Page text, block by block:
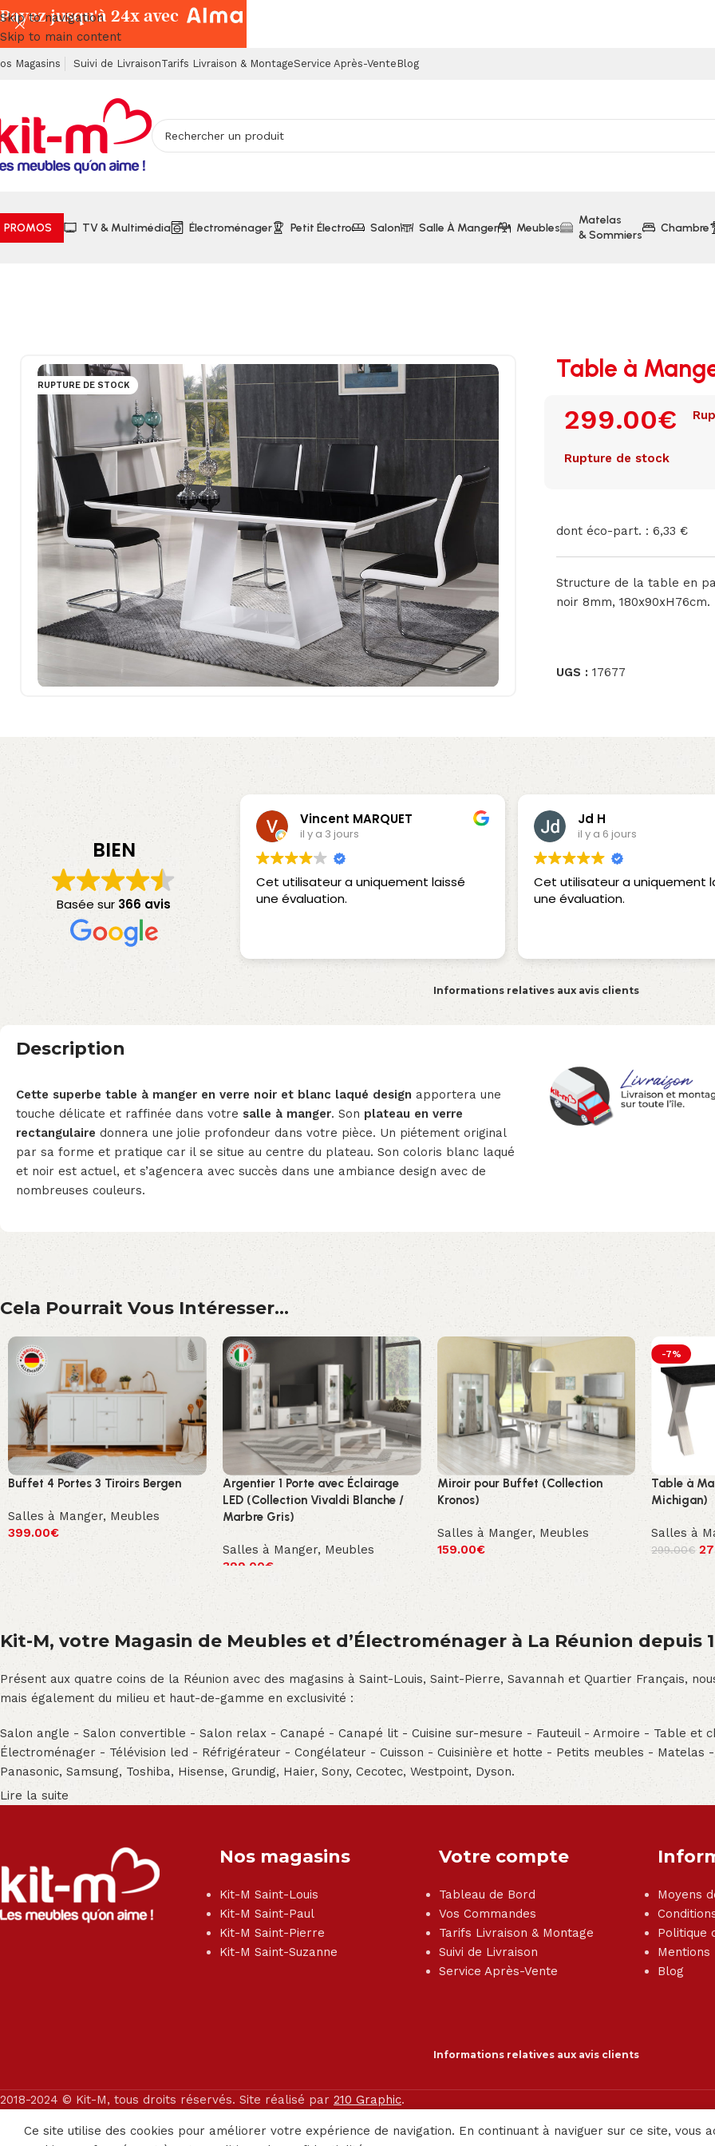
Skip to navigation
Skip to main content
Magasins Suivi de LivraisonTarifs Livraison & MontageService Après-Vente Blog
PROMOS TV & Multimédia Électroménager Petit Électro Salon Salle À Manger Meubles
Matelas
& Sommiers
Chambre
RUPTURE DE STOCK
Table à
299.00€
Rupture de stock
dont éco-part. : 6,33 €
Structure de la table en
noir 8mm, 180x90xH76cm.
UGS : 17677
BIEN
Basée sur 366 avis
Vincent MARQUET
il y a 3 jours
Cet utilisateur a uniquement laissé
une évaluation.
Jd H
il y a 6 jours
Cet utilisateur a uniquement
une évaluation.
Informations relatives aux avis clients
Description
Cette superbe table à manger en verre noir et blanc laqué design apportera une
touche délicate et raffinée dans votre salle à manger. Son plateau en verre
rectangulaire donnera une jolie profondeur dans votre pièce. Un piétement original
par sa forme et pratique car il se situe au centre du plateau. Son coloris blanc laqué
et noir est actuel, et s’agencera avec succès dans une ambiance design avec de
nombreuses couleurs.
Cela Pourrait Vous Intéresser...
Buffet 4 Portes 3 Tiroirs Bergen
Salles à Manger, Meubles
399.00€
Argentier 1 Porte avec Éclairage
LED (Collection Vivaldi Blanche /
Marbre Gris)
Salles à Manger, Meubles
399.00€
Miroir pour Buffet (Collection
Kronos)
Salles à Manger, Meubles
159.00€
-7%
Table à
Michigan)
Salles à
299.00€
Kit-M, votre Magasin de Meubles et d’Électroménager à La Réunion depuis
Présent aux quatre coins de la Réunion avec des magasins à Saint-Louis, Saint-Pierre, Savannah et Quartier Français,
mais également du milieu et haut-de-gamme en exclusivité :
Salon angle - Salon convertible - Salon relax - Canapé - Canapé lit - Cuisine sur-mesure - Fauteuil - Armoire - Table
Électroménager - Télévision led - Réfrigérateur - Congélateur - Cuisson - Cuisinière et hotte - Petits meubles - Matelas
Panasonic, Samsung, Toshiba, Hisense, Grundig, Haier, Sony, Cecotec, Westpoint, Dyson.
Lire la suite
Nos magasins
Kit-M Saint-Louis
Kit-M Saint-Paul
Kit-M Saint-Pierre
Kit-M Saint-Suzanne
Votre compte
Tableau de Bord
Vos Commandes
Tarifs Livraison & Montage
Suivi de Livraison
Service Après-Vente
Moyens
Politique
Mentions
Blog
Informations relatives aux avis clients
2018-2024 © Kit-M, tous droits réservés. Site réalisé par 210 Graphic.
Payez jusqu'à 24x avec
Ce site utilise des cookies pour améliorer votre expérience de navigation. En continuant à naviguer sur ce site, vous